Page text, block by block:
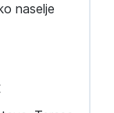
naselje